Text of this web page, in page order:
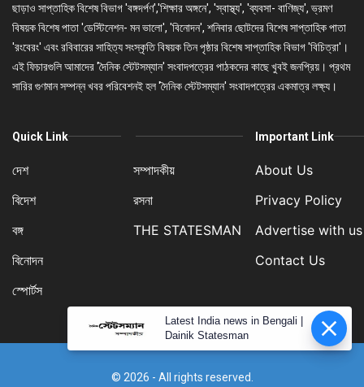
ছাড়াও সাপ্তাহিক বিশেষ বিভাগ 'বঙ্গদর্পণ','শিক্ষার অঙ্গনে', 'স্বাস্থ্য', 'ব্যবসা- বাণিজ্য', ভ্রমণ
বিষয়ক বিশেষ পাতা 'ডেস্টিনেশন- মন ভালো', 'বিনোদন', শনিবার ছোটদের বিশেষ সাপ্তাহিক পাতা
'রংবেরং' এবং রবিবারের সাহিত্য সংস্কৃতি বিষয়ক তিন পৃষ্ঠার বিশেষ সাপ্তাহিক বিভাগ 'বিচিত্রা'।
এই ফিচারগুলি আমাদের 'দৈনিক স্টেটসম্যান' সংবাদপত্রের পাঠকদের কাছে খুবই জনপ্রিয়। প্রথম
সারির গুণমান সম্পন্ন খবর পরিবেশনই হল 'দৈনিক স্টেটসম্যান' সংবাদপত্রের একমাত্র লক্ষ্য।
Quick Link
দেশ
বিদেশ
বঙ্গ
বিনোদন
স্পোর্টস
সম্পাদকীয়
রসনা
THE STATESMAN
Important Link
About Us
Privacy Policy
Advertise with us
Contact Us
© 2026 - All rights reserved.
Latest India news in Bengali |
Dainik Statesman